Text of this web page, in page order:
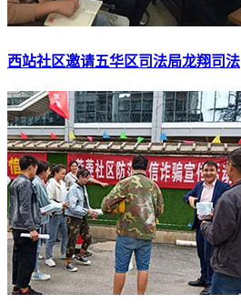
西站社区邀请五华区司法局龙翔司法